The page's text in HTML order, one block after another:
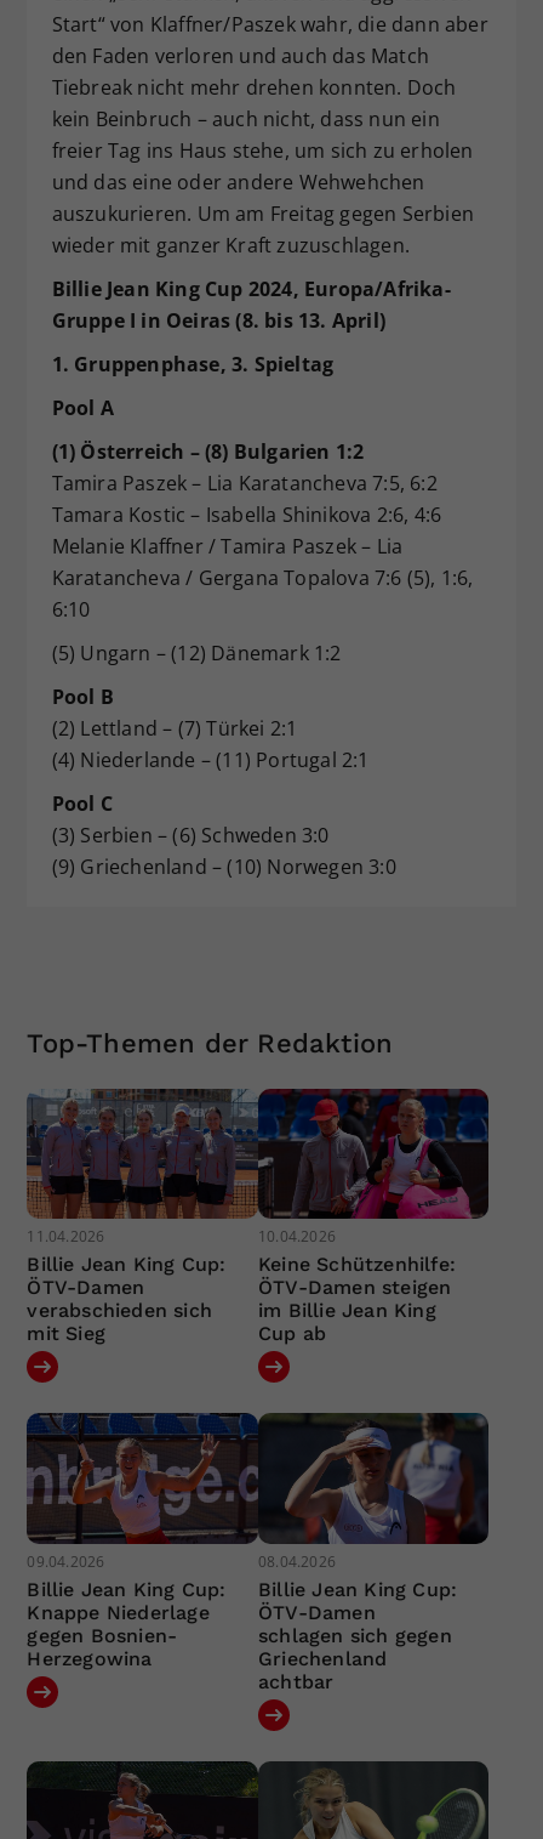
Start“ von Klaffner/Paszek wahr, die dann aber
den Faden verloren und auch das Match
Tiebreak nicht mehr drehen konnten. Doch
kein Beinbruch – auch nicht, dass nun ein
freier Tag ins Haus stehe, um sich zu erholen
und das eine oder andere Wehwehchen
auszukurieren. Um am Freitag gegen Serbien
wieder mit ganzer Kraft zuzuschlagen.
Billie Jean King Cup 2024, Europa/Afrika-
Gruppe I in Oeiras (8. bis 13. April)
1. Gruppenphase, 3. Spieltag
Pool A
(1) Österreich – (8) Bulgarien 1:2
Tamira Paszek – Lia Karatancheva 7:5, 6:2
Tamara Kostic – Isabella Shinikova 2:6, 4:6
Melanie Klaffner / Tamira Paszek – Lia
Karatancheva / Gergana Topalova 7:6 (5), 1:6,
6:10
(5) Ungarn – (12) Dänemark 1:2
Pool B
(2) Lettland – (7) Türkei 2:1
(4) Niederlande – (11) Portugal 2:1
Pool C
(3) Serbien – (6) Schweden 3:0
(9) Griechenland – (10) Norwegen 3:0
Top-Themen der Redaktion
11.04.2026
Billie Jean King Cup:
ÖTV-Damen
verabschieden sich
mit Sieg
10.04.2026
Keine Schützenhilfe:
ÖTV-Damen steigen
im Billie Jean King
Cup ab
09.04.2026
Billie Jean King Cup:
Knappe Niederlage
gegen Bosnien-
Herzegowina
08.04.2026
Billie Jean King Cup:
ÖTV-Damen
schlagen sich gegen
Griechenland
achtbar